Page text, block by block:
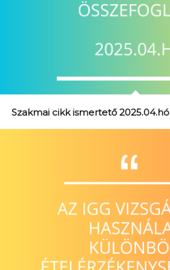
Szakmai cikk ismertető 2025.04.hó